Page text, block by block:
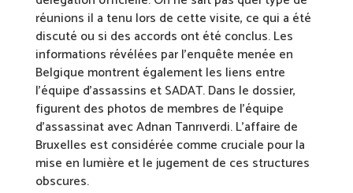
réunions il a tenu lors de cette visite, ce qui a été
discuté ou si des accords ont été conclus. Les
informations révélées par l’enquête menée en
Belgique montrent également les liens entre
l’équipe d’assassins et SADAT. Dans le dossier,
figurent des photos de membres de l’équipe
d’assassinat avec Adnan Tanrıverdi. L’affaire de
Bruxelles est considérée comme cruciale pour la
mise en lumière et le jugement de ces structures
obscures.